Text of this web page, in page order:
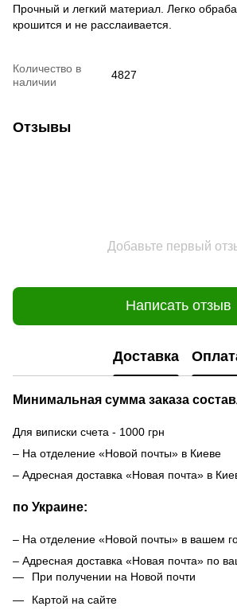
Прочный и легкий материал. Легко
крошится и не расслаивается.
Количество в
наличии
4827
Отзывы
Добавьте первый
Написать отзыв
Доставка
Минимальная сумма заказа
Для виписки счета - 1000 грн
– На отделение «Новой почты» в Киеве
– Адресная доставка «Новая почта» в
по Украине:
– На отделение «Новой почты» в вашем
– Адресная доставка «Новая почта» по
При получении на Новой почти
Картой на сайте